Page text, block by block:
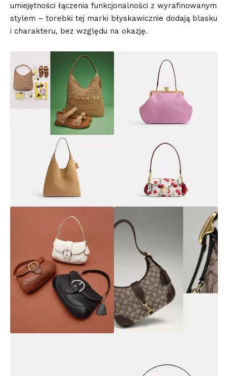
umiejętności łączenia funkcjonalności z wyrafinowanym
stylem – torebki tej marki błyskawicznie dodają blasku
i charakteru, bez względu na okazję.